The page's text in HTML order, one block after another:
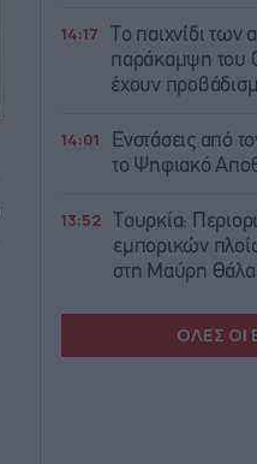
14:17
Το παιχνίδι
παράκαμψη του
έχουν
14:01
Ενστάσεις από
το Ψηφιακό
13:52
Τουρκία:
εμπορικών
στη Μαύρη
ΟΛΕΣ ΟΙ